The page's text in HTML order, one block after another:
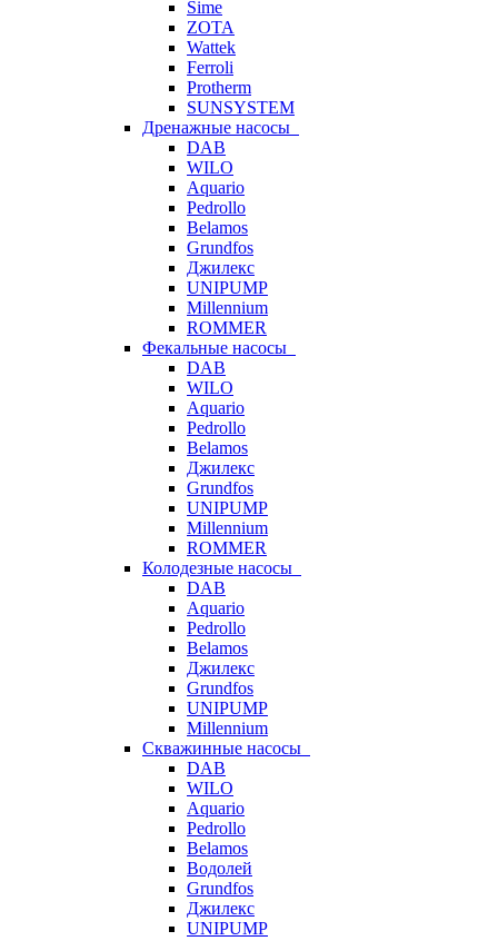
Sime
ZOTA
Wattek
Ferroli
Protherm
SUNSYSTEM
Дренажные насосы
DAB
WILO
Aquario
Pedrollo
Belamos
Grundfos
Джилекс
UNIPUMP
Millennium
ROMMER
Фекальные насосы
DAB
WILO
Aquario
Pedrollo
Belamos
Джилекс
Grundfos
UNIPUMP
Millennium
ROMMER
Колодезные насосы
DAB
Aquario
Pedrollo
Belamos
Джилекс
Grundfos
UNIPUMP
Millennium
Скважинные насосы
DAB
WILO
Aquario
Pedrollo
Belamos
Водолей
Grundfos
Джилекс
UNIPUMP